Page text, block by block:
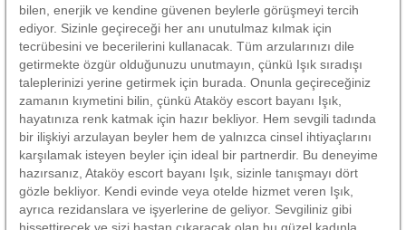
bilen, enerjik ve kendine güvenen beylerle görüşmeyi tercih
ediyor. Sizinle geçireceği her anı unutulmaz kılmak için
tecrübesini ve becerilerini kullanacak. Tüm arzularınızı dile
getirmekte özgür olduğunuzu unutmayın, çünkü Işık sıradışı
taleplerinizi yerine getirmek için burada. Onunla geçireceğiniz
zamanın kıymetini bilin, çünkü Ataköy escort bayanı Işık,
hayatınıza renk katmak için hazır bekliyor. Hem sevgili tadında
bir ilişkiyi arzulayan beyler hem de yalnızca cinsel ihtiyaçlarını
karşılamak isteyen beyler için ideal bir partnerdir. Bu deneyime
hazırsanız, Ataköy escort bayanı Işık, sizinle tanışmayı dört
gözle bekliyor. Kendi evinde veya otelde hizmet veren Işık,
ayrıca rezidanslara ve işyerlerine de geliyor. Sevgiliniz gibi